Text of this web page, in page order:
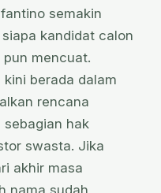
semakin
kandidat calon
pun mencuat.
kini berada dalam
rencana
hak
swasta. Jika
akhir masa
nama sudah